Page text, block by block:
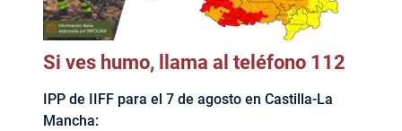
Si ves humo, llama al teléfono 112
IPP de IIFF para el 7 de agosto en Castilla-La
Mancha: